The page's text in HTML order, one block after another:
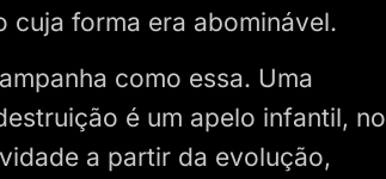
cuja forma era abominável.
como essa. Uma
é um apelo infantil, no
a partir da evolução,